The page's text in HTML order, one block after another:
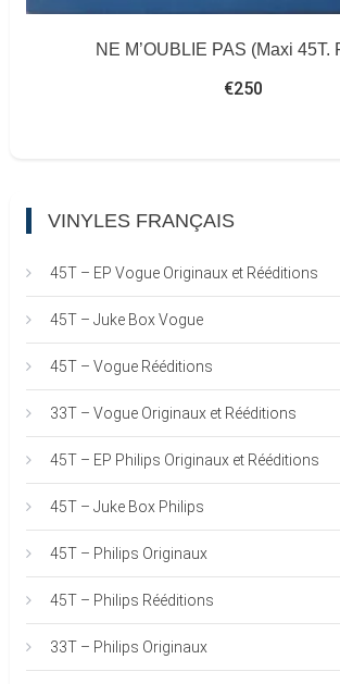
NE M’OUBLIE PAS (Maxi 45T.
€250
VINYLES FRANÇAIS
45T – EP Vogue Originaux et Rééditions
45T – Juke Box Vogue
45T – Vogue Rééditions
33T – Vogue Originaux et Rééditions
45T – EP Philips Originaux et Rééditions
45T – Juke Box Philips
45T – Philips Originaux
45T – Philips Rééditions
33T – Philips Originaux